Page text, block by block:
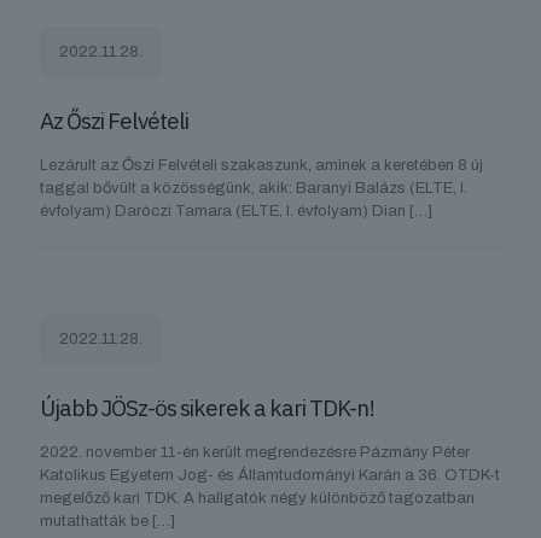
2022.11.28.
Az Őszi Felvételi
Lezárult az Őszi Felvételi szakaszunk, aminek a keretében 8 új
taggal bővült a közösségünk, akik: Baranyi Balázs (ELTE, I.
évfolyam) Daróczi Tamara (ELTE, I. évfolyam) Dian […]
2022.11.28.
Újabb JÖSz-ös sikerek a kari TDK-n!
2022. november 11-én került megrendezésre Pázmány Péter
Katolikus Egyetem Jog- és Államtudományi Karán a 36. OTDK-t
megelőző kari TDK. A hallgatók négy különböző tagozatban
mutathatták be […]